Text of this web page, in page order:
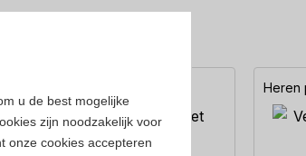
Heren
u de best mogelijke
zijn noodzakelijk voor
onze cookies accepteren